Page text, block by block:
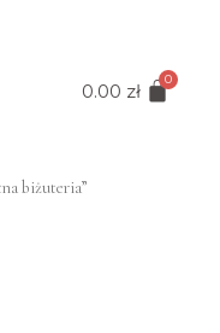
0.00 zł
biżuteria”